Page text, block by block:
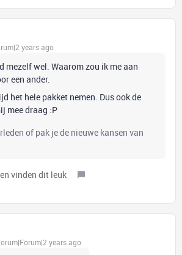
years ago
mezelf wel. Waarom zou ik me aan
een ander.
het hele pakket nemen. Dus ook de
mee draag :P
of pak je de nieuwe kansen van
vinden dit leuk
years ago